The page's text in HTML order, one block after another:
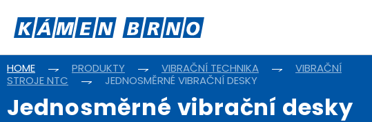
HOME PRODUKTY VIBRAČNÍ TECHNIKA
VIBRAČNÍ
STROJE NTC
JEDNOSMĚRNÉ VIBRAČNÍ DESKY
Jednosměrné vibrační desky